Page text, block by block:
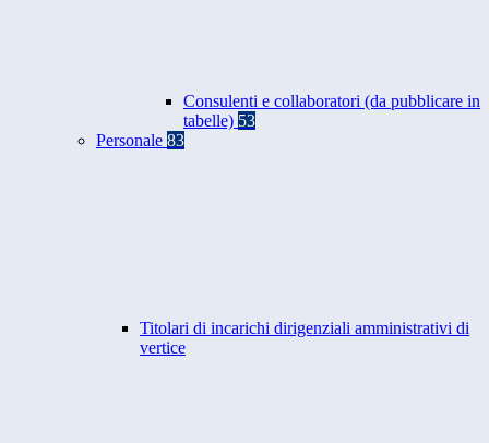
Consulenti e collaboratori (da pubblicare in
tabelle) 53
Personale 83
Titolari di incarichi dirigenziali amministrativi di
vertice